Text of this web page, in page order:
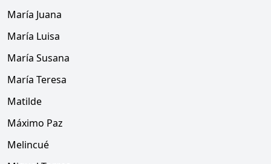
María Juana
María Luisa
María Susana
María Teresa
Matilde
Máximo Paz
Melincué